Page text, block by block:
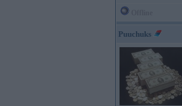
Puuchuks